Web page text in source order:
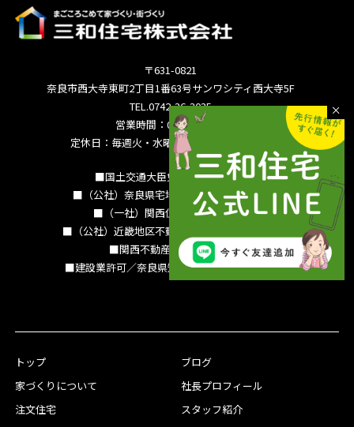
〒631-0821
奈良市西大寺東町2丁目1番63号サンワシティ西大寺5F
TEL.0742-36-3035
営業時間：09:00～18:00
定休日：毎週火・水曜日 夏季休暇 年末年始
■国土交通大臣免許（15）994号
■（公社）奈良県宅地建物取引業協会会員
■（一社）関西住宅産業協会会員
■（公社）近畿地区不動産公正取引協議会加盟
■関西不動産情報センター
■建設業許可／奈良県知事（特-3）第13786号
トップ
家づくりについて
注文住宅
ブログ
社長プロフィール
スタッフ紹介